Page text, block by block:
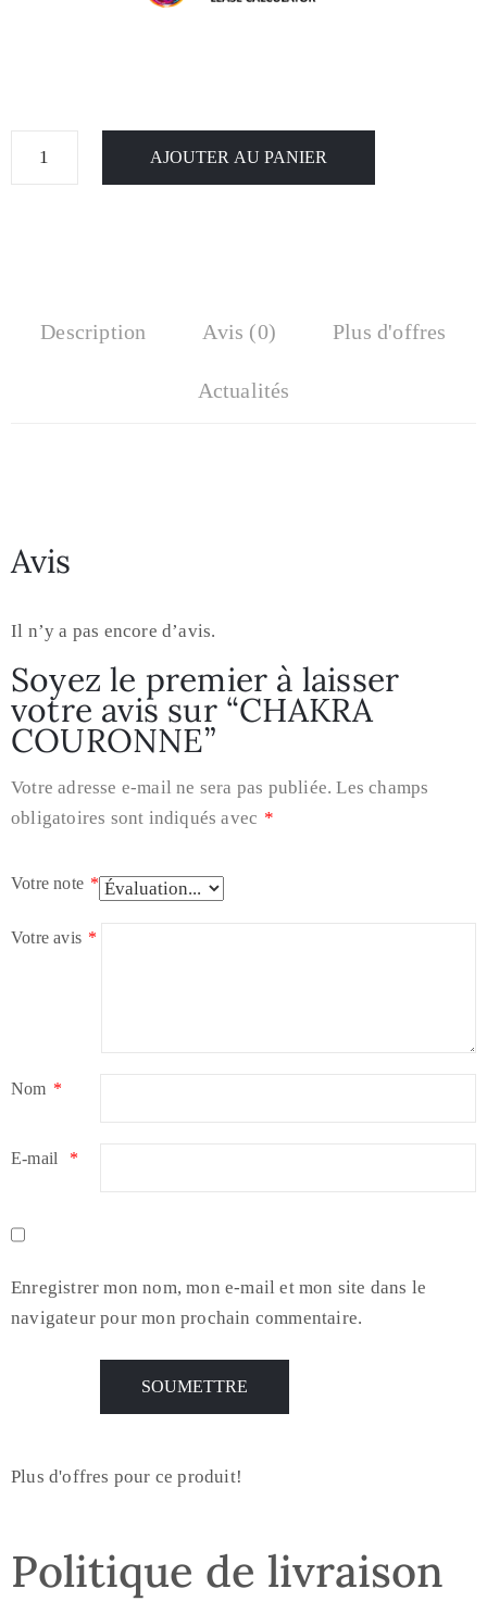
AJOUTER AU PANIER
Description Avis (0) Plus d'offres
Actualités
Avis
Il n’y a pas encore d’avis.
Soyez le premier à laisser
votre avis sur “CHAKRA
COURONNE”
Votre adresse e-mail ne sera pas publiée. Les champs
obligatoires sont indiqués avec *
Votre note *
Votre avis *
Nom *
E-mail *
Enregistrer mon nom, mon e-mail et mon site dans le
navigateur pour mon prochain commentaire.
Plus d'offres pour ce produit!
Politique de livraison